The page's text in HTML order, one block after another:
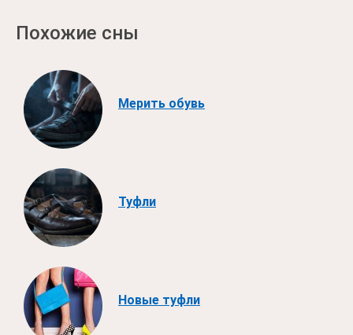
Похожие сны
Мерить обувь
Туфли
Новые туфли